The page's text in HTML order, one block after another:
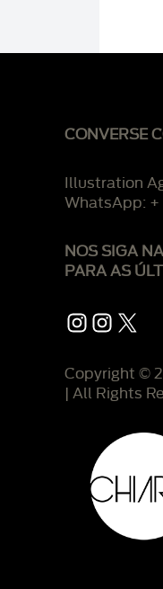
CONVERSE
Illustration
WhatsApp: +
NOS SIGA
PARA AS
Instagram
Instagram
X
Copyright ©
| All Rights